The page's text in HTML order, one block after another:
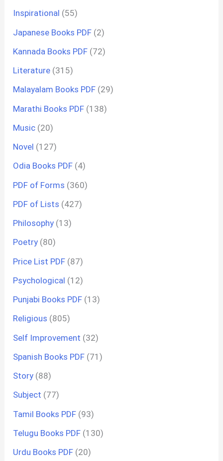
Inspirational (55)
Japanese Books PDF (2)
Kannada Books PDF (72)
Literature (315)
Malayalam Books PDF (29)
Marathi Books PDF (138)
Music (20)
Novel (127)
Odia Books PDF (4)
PDF of Forms (360)
PDF of Lists (427)
Philosophy (13)
Poetry (80)
Price List PDF (87)
Psychological (12)
Punjabi Books PDF (13)
Religious (805)
Self Improvement (32)
Spanish Books PDF (71)
Story (88)
Subject (77)
Tamil Books PDF (93)
Telugu Books PDF (130)
Urdu Books PDF (20)